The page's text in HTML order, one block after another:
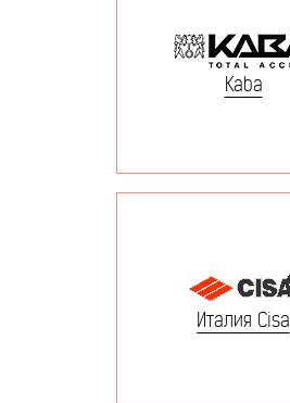
Kaba
Италия Cisa